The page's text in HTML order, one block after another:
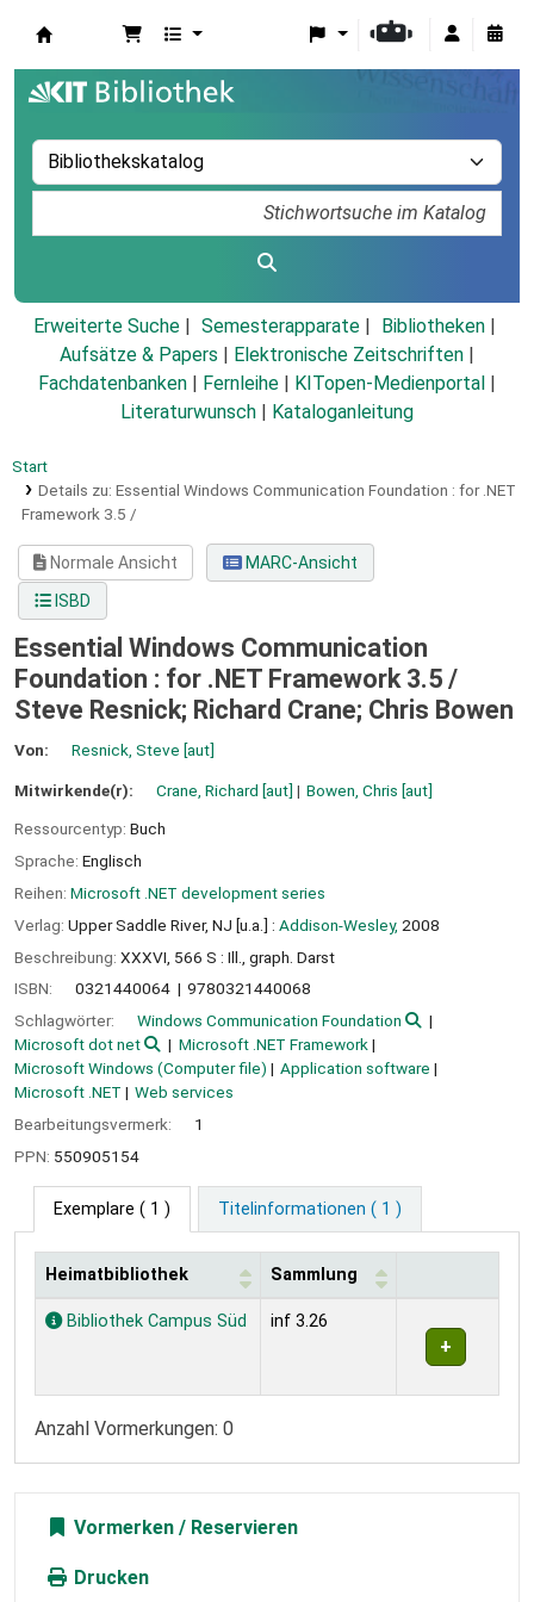
Erweiterte Suche Semesterapparate
Bibliotheken
Aufsätze & Papers
Elektronische Zeitschriften
Fachdatenbanken
Fernleihe KITopen-Medienportal
Literaturwunsch
Kataloganleitung
Start
Details zu: Essential Windows Communication Foundation : for .NET
Framework 3.5 /
Normale Ansicht
MARC-Ansicht
ISBD
Essential Windows Communication
Foundation : for .NET Framework 3.5 /
Steve Resnick; Richard Crane; Chris Bowen
Von: Resnick, Steve [aut]
Mitwirkende(r): Crane, Richard [aut] Bowen, Chris [aut]
Ressourcentyp: Buch
Sprache: Englisch
Reihen: Microsoft .NET development series
Verlag: Upper Saddle River, NJ [u.a.] : Addison-Wesley, 2008
Beschreibung: XXXVI, 566 S : Ill., graph. Darst
ISBN:
0321440064
9780321440068
Schlagwörter:
Windows Communication Foundation
Microsoft dot net
Microsoft .NET Framework
Microsoft Windows (Computer file)
Application software
Microsoft .NET
Web services
Bearbeitungsvermerk:
1
PPN: 550905154
Exemplare ( 1 ) Titelinformationen ( 1 )
Exemplare
Heimatbibliothek Sammlung
Bibliothek Campus Süd inf 3.26
Anzahl Vormerkungen: 0
Vormerken
Drucken